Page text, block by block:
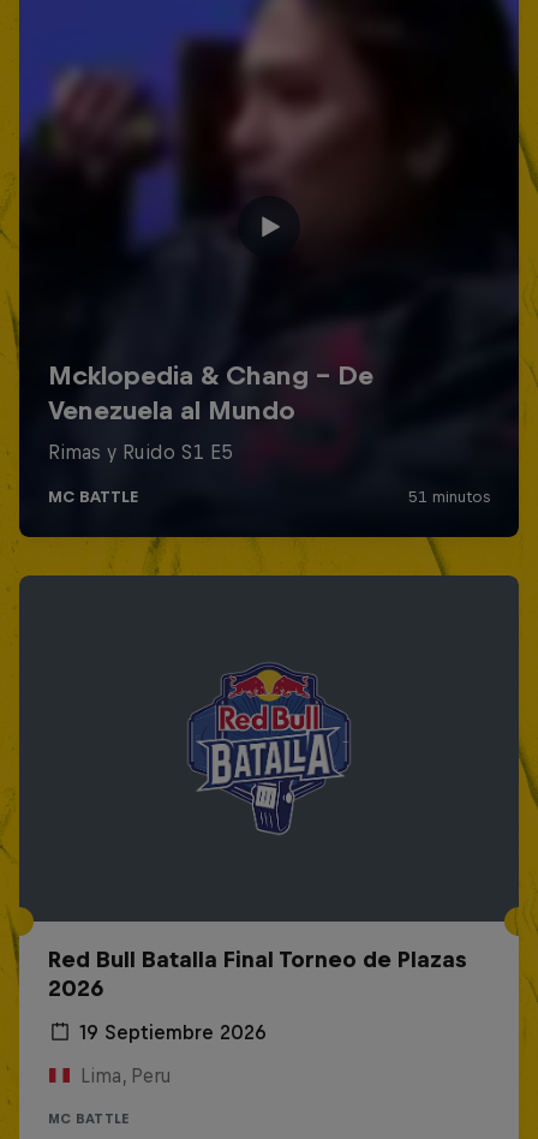
Red Bull Batalla Final Torneo de Plazas
2026
19 Septiembre 2026
Lima, Peru
MC BATTLE